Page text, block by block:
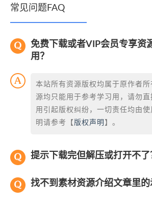
常见问题FAQ
免费下载或者VIP会员专享资
用？
本站所有资源版权均属于原作者
源均只能用于参考学习用，请勿
用引起版权纠纷，一切责任均由
明请参考【 版权声明 】。
提示下载完但解压或打开不了
找不到素材资源介绍文章里的